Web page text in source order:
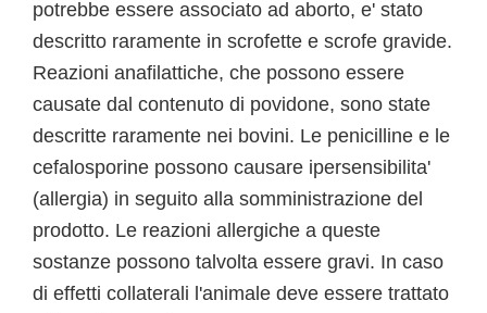
potrebbe essere associato ad aborto, e' stato
descritto raramente in scrofette e scrofe gravide.
Reazioni anafilattiche, che possono essere
causate dal contenuto di povidone, sono state
descritte raramente nei bovini. Le penicilline e le
cefalosporine possono causare ipersensibilita'
(allergia) in seguito alla somministrazione del
prodotto. Le reazioni allergiche a queste
sostanze possono talvolta essere gravi. In caso
di effetti collaterali l'animale deve essere trattato